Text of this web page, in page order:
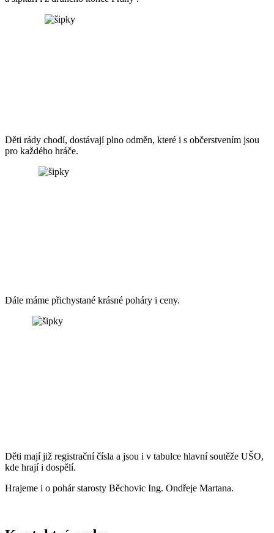
Děti rády chodí, dostávají plno odměn, které i s občerstvením jsou
pro každého hráče.
Dále máme přichystané krásné poháry i ceny.
Děti mají již registrační čísla a jsou i v tabulce hlavní soutěže UŠO,
kde hrají i dospělí.
Hrajeme i o pohár starosty Běchovic Ing. Ondřeje Martana.